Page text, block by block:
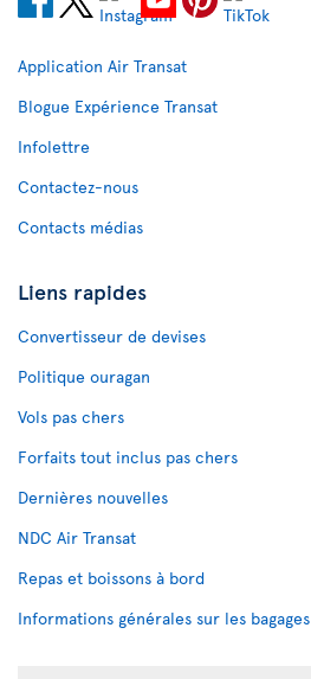
Application Air Transat
Blogue Expérience Transat
Infolettre
Contactez-nous
Contacts médias
Liens rapides
Convertisseur de devises
Politique ouragan
Vols pas chers
Forfaits tout inclus pas chers
Dernières nouvelles
NDC Air Transat
Repas et boissons à bord
Informations générales sur les bagages